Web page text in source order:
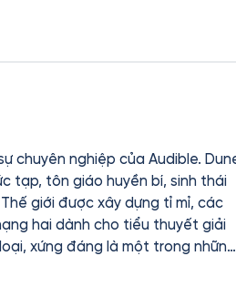
nghiệp của Audible. Dune
tạp, tôn giáo huyền bí, sinh thái
giới được xây dựng tỉ mỉ, các
hai dành cho tiểu thuyết giải
xứng đáng là một trong những